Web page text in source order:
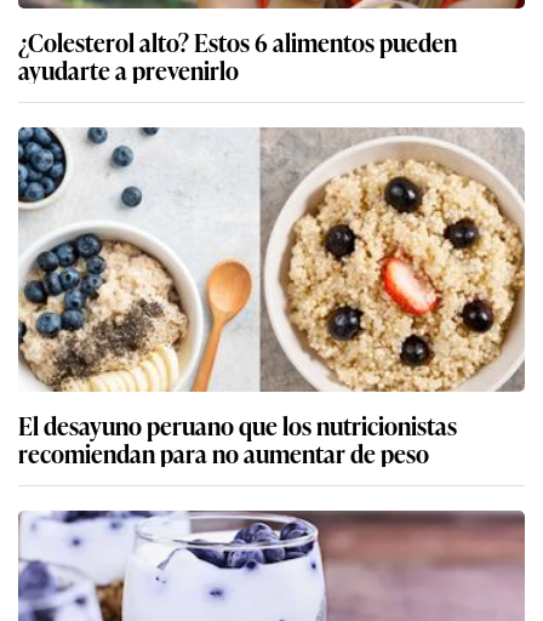
¿Colesterol alto? Estos 6 alimentos pueden
ayudarte a prevenirlo
El desayuno peruano que los nutricionistas
recomiendan para no aumentar de peso